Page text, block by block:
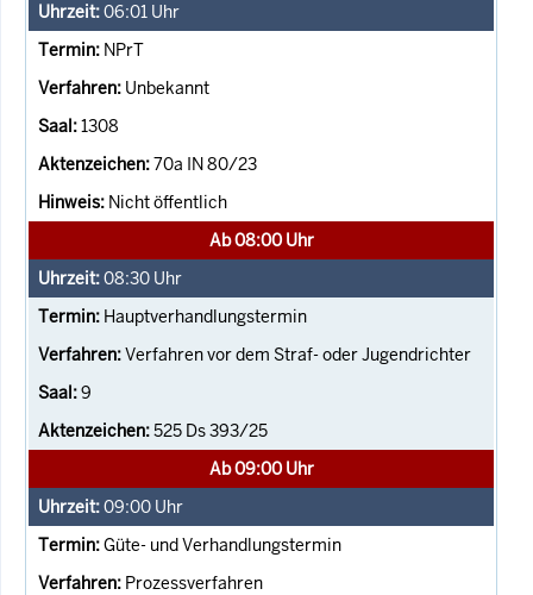
06:01 Uhr
NPrT
Unbekannt
1308
70a IN 80/23
Nicht öffentlich
Ab 08:00 Uhr
08:30 Uhr
Hauptverhandlungstermin
Verfahren vor dem Straf- oder Jugendrichter
9
525 Ds 393/25
Ab 09:00 Uhr
09:00 Uhr
Güte- und Verhandlungstermin
Prozessverfahren